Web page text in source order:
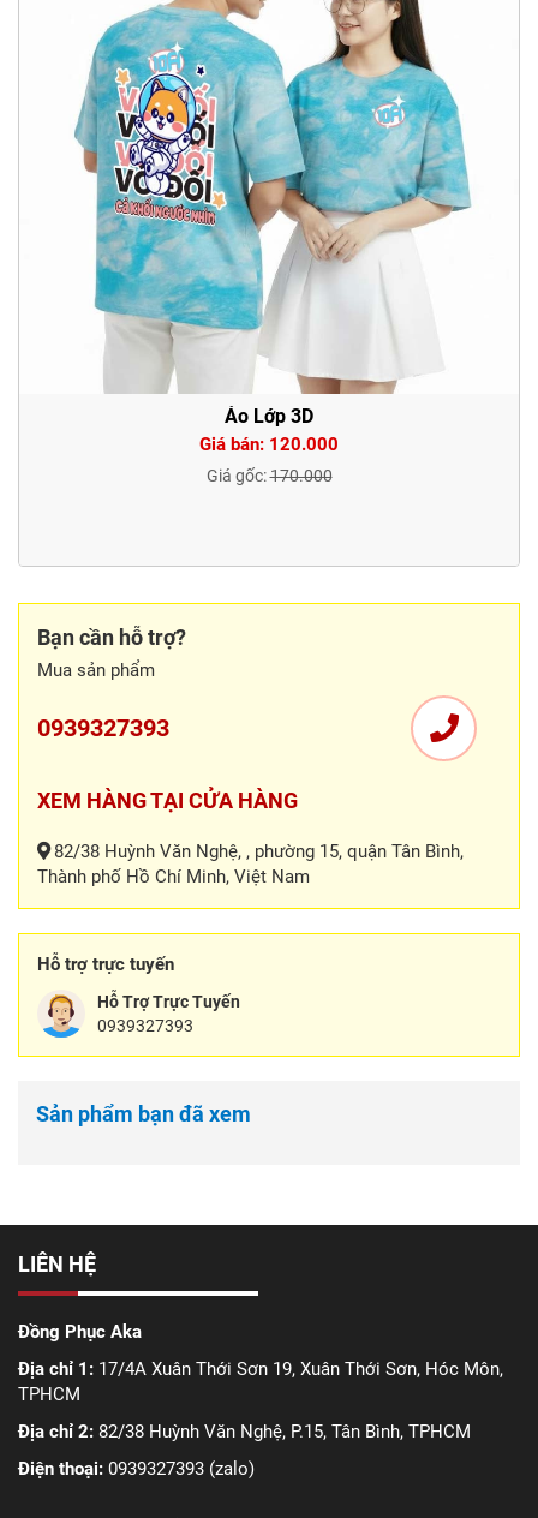
Áo Lớp 3D
Giá bán: 120.000
Giá gốc:170.000
Bạn cần hỗ trợ?
Mua sản phẩm
0939327393
XEM HÀNG TẠI CỬA HÀNG
82/38 Huỳnh Văn Nghệ, , phường 15, quận Tân Bình,
Thành phố Hồ Chí Minh, Việt Nam
Hỗ trợ trực tuyến
Hỗ Trợ Trực Tuyến
0939327393
Sản phẩm bạn đã xem
LIÊN HỆ
Đồng Phục Aka
Địa chỉ 1: 17/4A Xuân Thới Sơn 19, Xuân Thới Sơn, Hóc Môn,
TPHCM
Địa chỉ 2: 82/38 Huỳnh Văn Nghệ, P.15, Tân Bình, TPHCM
Điện thoại: 0939327393 (zalo)